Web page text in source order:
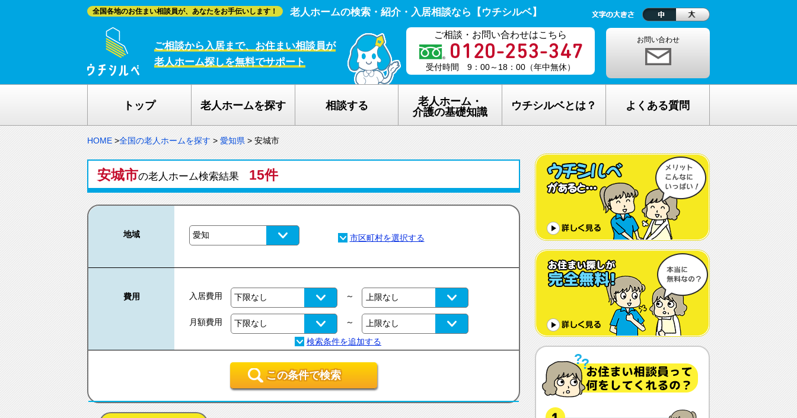
全国各地のお住まい相談員が、あなたをお手伝いします！ 老人ホームの検索・紹介・入居相談なら【ウチシルベ】
ご相談から入居まで、お住まい相談員が
老人ホーム探しを無料でサポート
ご相談・お問い合わせはこちら
受付時間 9：00～18：00（年中無休）
お問い合わせ
トップ 老人ホームを探す 相談する
老人ホーム・
介護の基礎知識
在宅介護サービスについて
認知症について
生活保護について
ウチシルベとは？
老人ホーム探しが完全無料の理由
老人ホーム探し無料相談の流れ
ウチシルベのメリット
ウチシルベFC加盟について
よくある質問
老人ホームの種類が複雑でわからな
い・・
どんな人が入居しているの？
希望してもなかなか入れないのでは？
体調や病状が悪化しても最後まで住め
ますか？
認知症でも入れますか？
入居金が無料～何千万円と大きな差が
あるけど、どこが違うの？
入居するとどんな人がサービスをして
くれるの？
HOME >全国の老人ホームを探す > 愛知県 > 安城市
安城市の老人ホーム検索結果 15件
地域
費用 入居費用 ～
月額費用 ～
この条件で検索